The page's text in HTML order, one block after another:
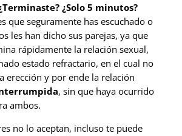
¿Solo 5 minutos?
que seguramente has escuchado o
les han dicho sus parejas, ya que
rápidamente la relación sexual,
estado refractario, en el cual no
erección y por ende la relación
, sin que haya ocurrido
ambos.
no lo aceptan, incluso te puede